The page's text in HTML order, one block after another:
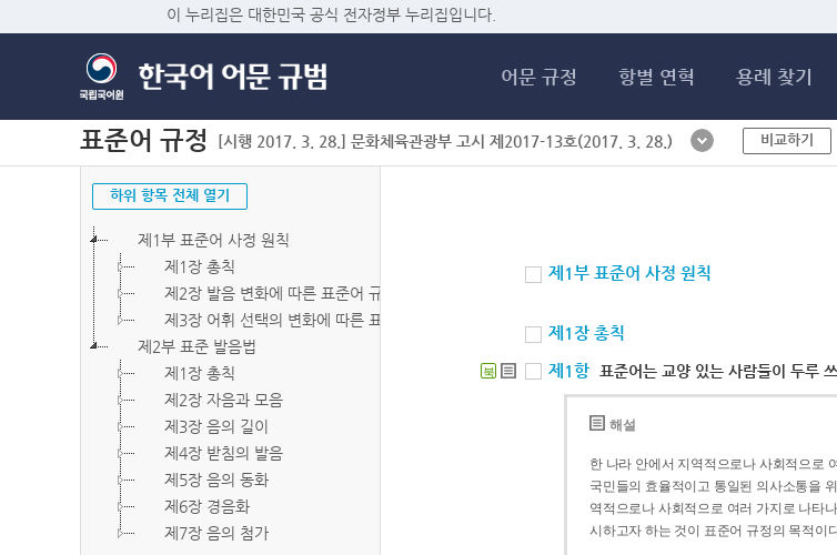
이 누리집은 대한민국 공식 전자정부 누리집입니다.
어문 규정 항별 연혁 용례 찾기
표준어 규정 [시행 2017. 3. 28.] 문화체육관광부 고시 제2017-13호(2017. 3. 28.) 비교하기
하위 항목 전체 열기
제1부 표준어 사정 원칙
제1장 총칙
제2장 발음 변화에 따른 표준어 규정
제3장 어휘 선택의 변화에 따른 표준어 규정
제2부 표준 발음법
제1장 총칙
제2장 자음과 모음
제3장 음의 길이
제4장 받침의 발음
제5장 음의 동화
제6장 경음화
제7장 음의 첨가
제1부 표준어 사정 원칙
제1장 총칙
북 제1항 표준어는 교양 있는 사람들이 두루
해설
한 나라 안에서 지역적으로나 사회적으로
국민들의 효율적이고 통일된 의사소통을
역적으로나 사회적으로 여러 가지로 나타
시하고자 하는 것이 표준어 규정의 목적이